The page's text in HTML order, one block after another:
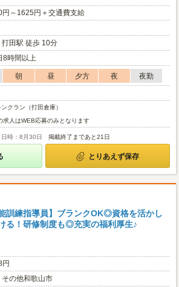
円～1625円＋交通費支給
打田駅 徒歩 10分
8時間以上
朝 昼 夕方 夜
夜勤
クラン（打田倉庫）
人はWEB応募のみとなります
時：8月30日 掲載終了まであと21日
とりあえず保存
能訓練指導員】ブランクOK◎資格を活かし
る！研修制度も◎充実の福利厚生♪
円
その他和歌山市